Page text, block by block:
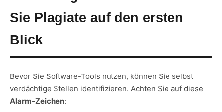
Sie Plagiate auf den ersten
Blick
Bevor Sie Software-Tools nutzen, können Sie selbst
verdächtige Stellen identifizieren. Achten Sie auf diese
Alarm-Zeichen: